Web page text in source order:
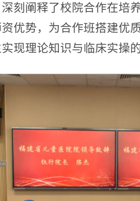
刻阐释了校院合作在培
优势，为合作班搭建优
现理论知识与临床实操